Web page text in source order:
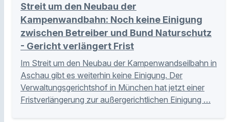
Streit um den Neubau der
Kampenwandbahn: Noch keine Einigung
zwischen Betreiber und Bund Naturschutz
- Gericht verlängert Frist
Im Streit um den Neubau der Kampenwandseilbahn in
Aschau gibt es weiterhin keine Einigung. Der
Verwaltungsgerichtshof in München hat jetzt einer
Fristverlängerung zur außergerichtlichen Einigung …